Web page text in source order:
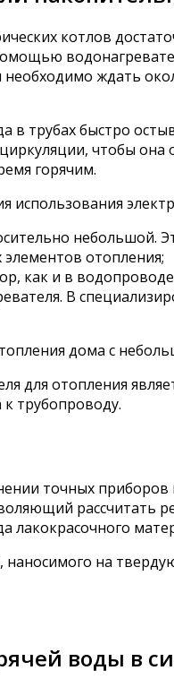
котлов
ждать
в трубах быстро
чтобы
горячим.
небольшой.
отопления;
как и в
В
дома с
для отопления
трубопроводу.
точных
рассчитать
лакокрасочного
на
воды в